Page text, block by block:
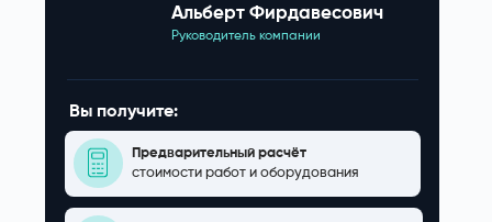
Альберт Фирдавесович
Руководитель компании
Вы получите:
Предварительный расчёт
стоимости работ и оборудования